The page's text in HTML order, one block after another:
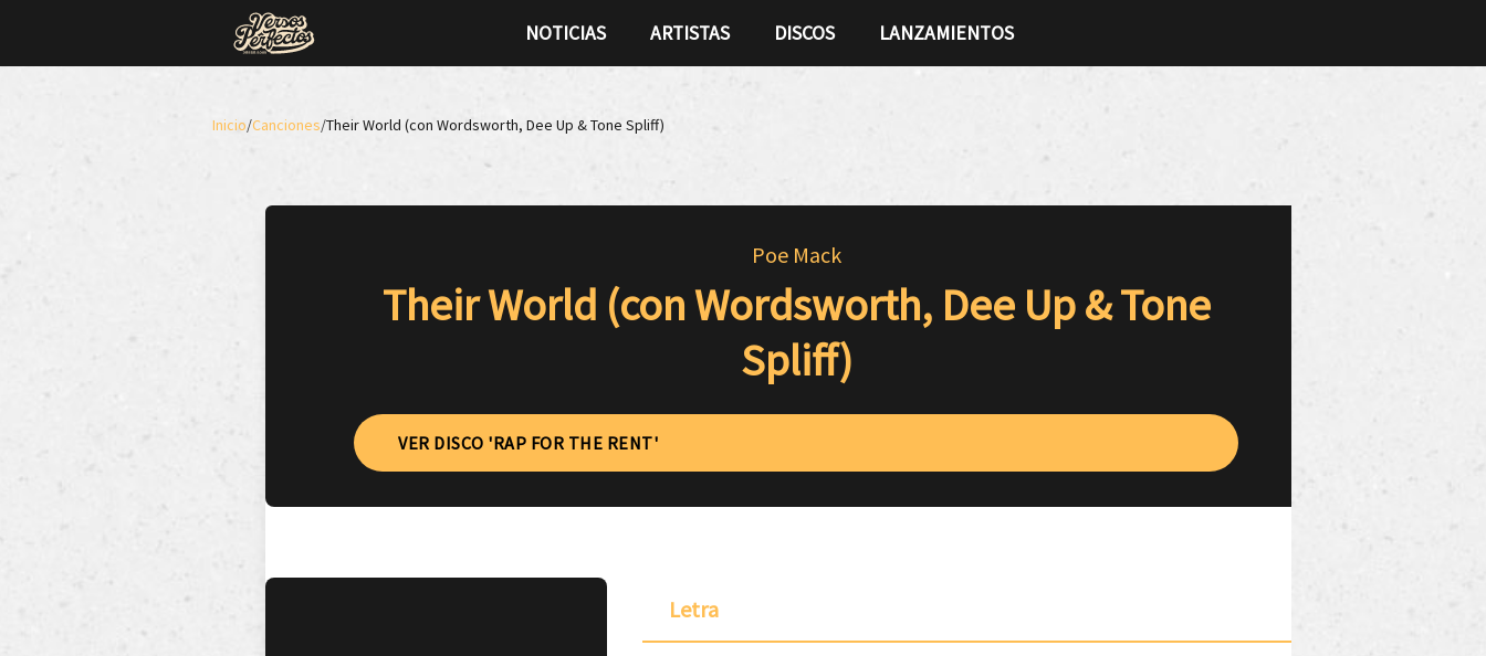
NOTICIAS ARTISTAS DISCOS LANZAMIENTOS
Inicio/Canciones/Their World (con Wordsworth, Dee Up & Tone Spliff)
Poe Mack
Their World (con Wordsworth, Dee Up & Tone
Spliff)
VER DISCO 'RAP FOR THE RENT'
Letra